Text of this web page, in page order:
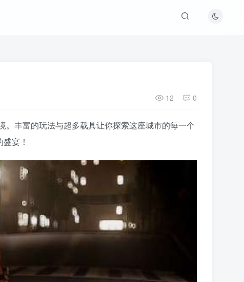
12 0
。丰富的玩法与超多载具让你探索这座城市的每一个
宴！